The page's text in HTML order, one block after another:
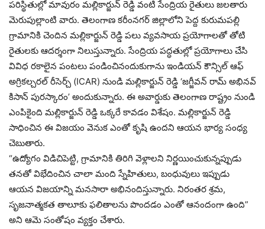
పరిస్థితుల్లో మావురం మల్లికార్జున్ రెడ్డి వంటి సేంద్రియ రైతులు జలతారు
మెరుపుల్లాంటి వారు. తెలంగాణ కరీంనగర్ జిల్లాలోని పెద్ద కురుమపల్లి
గ్రామానికి చెందిన మల్లికార్జున్ రెడ్డి పలు వ్యవసాయ ప్రయోగాలతో తోటి
రైతులకు ఆదర్శంగా నిలుస్తున్నారు. సేంద్రియ పద్ధతుల్లో ప్రయోగాలు చేసి
వివిధ రకాలైన పంటలు పండించినందుకుగాను ఇండియన్ కౌన్సిల్ ఆఫ్
అగ్రికల్చరల్ రీసెర్చ్ (ICAR) నుండి మల్లికార్జున్ రెడ్డి ‘జగ్జీవన్ రామ్ అభినవ్
కిసాన్ పురస్కారం’ అందుకున్నారు. ఈ అవార్డుకు తెలంగాణ రాష్ట్రం నుండి
ఎంపికైంది మల్లికార్జున్ రెడ్డి ఒక్కరే కావడం విశేషం. మల్లికార్జున్ రెడ్డి
సాధించిన ఈ విజయం వెనుక ఎంతో కృషి ఉందని ఆయన భార్య సంధ్య
చెబుతారు.
“ఉద్యోగం విడిచిపెట్టి, గ్రామానికి తిరిగి వెళ్లాలని నిర్ణయించుకున్నప్పుడు
తనతో విభేదించిన చాలా మంది స్నేహితులు, బంధువులు ఇప్పుడు
ఆయన విజయాన్ని మనసారా అభినందిస్తున్నారు. నిరంతర శ్రమ,
సృజనాత్మకత తాలూకు ఫలితాలను పొందడం ఎంతో ఆనందంగా ఉంది”
అని ఆమె సంతోషం వ్యక్తం చేశారు.